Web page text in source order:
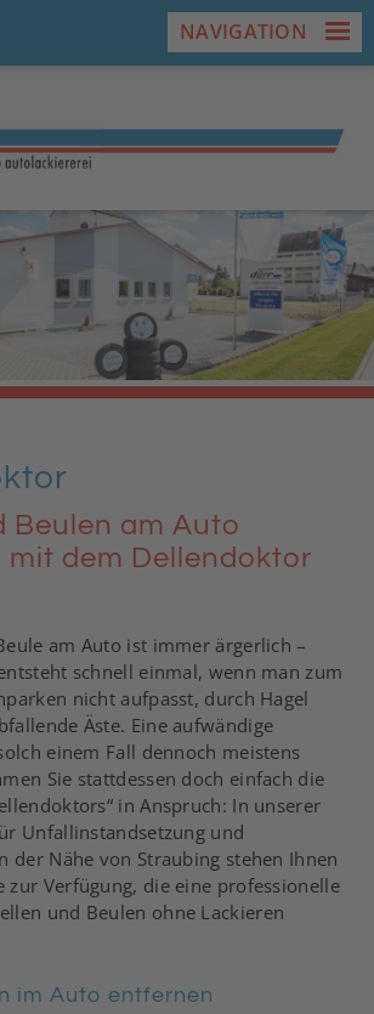
NAVIGATION
Beulen am Auto
mit dem Dellendoktor
am Auto ist immer ärgerlich –
schnell einmal, wenn man zum
nicht aufpasst, durch Hagel
Äste. Eine aufwändige
einem Fall dennoch meistens
Sie stattdessen doch einfach die
in Anspruch: In unserer
Unfallinstandsetzung und
der Nähe von Straubing stehen Ihnen
zur Verfügung, die eine professionelle
und Beulen ohne Lackieren
im Auto entfernen